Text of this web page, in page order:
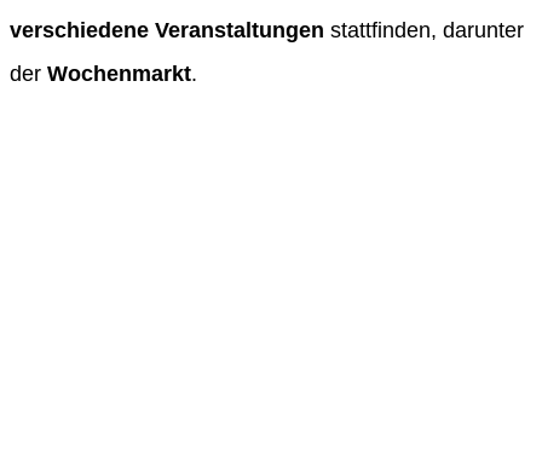
verschiedene Veranstaltungen stattfinden, darunter
der Wochenmarkt.